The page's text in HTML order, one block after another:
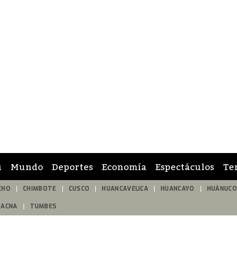
Mundo Deportes Economía Espectáculos
CHIMBOTE CUSCO HUANCAVELICA HUANCAYO HUÁNUCO
TUMBES